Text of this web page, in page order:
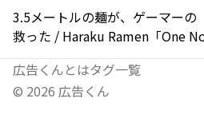
3.5メートルの麺が、ゲーマーの
救った / Haraku Ramen「One
広告くんとはタグ一覧
© 2026 広告くん